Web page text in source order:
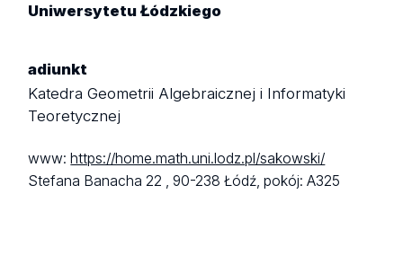
Uniwersytetu Łódzkiego
adiunkt
Katedra Geometrii Algebraicznej i Informatyki
Teoretycznej
www:https://home.math.uni.lodz.pl/sakowski/
Stefana Banacha 22 ,90-238 Łódź,pokój: A325